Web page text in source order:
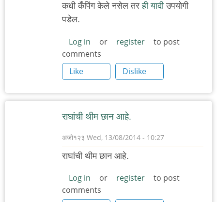
कधी कँपिंग केले नसेल तरही यादीउपयोगी
पडेल.
Log in or register
to post
comments
Like
Dislike
राघांची थीम छान आहे.
अजो१२३ Wed, 13/08/2014 - 10:27
राघांची थीम छान आहे.
Log in or register
to post
comments